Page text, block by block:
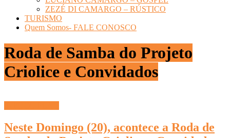
ZEZÉ DI CAMARGO – RÚSTICO
TURISMO
Quem Somos- FALE CONOSCO
Roda de Samba do Projeto
Criolice e Convidados
Neste Domingo (20), acontece a Roda de